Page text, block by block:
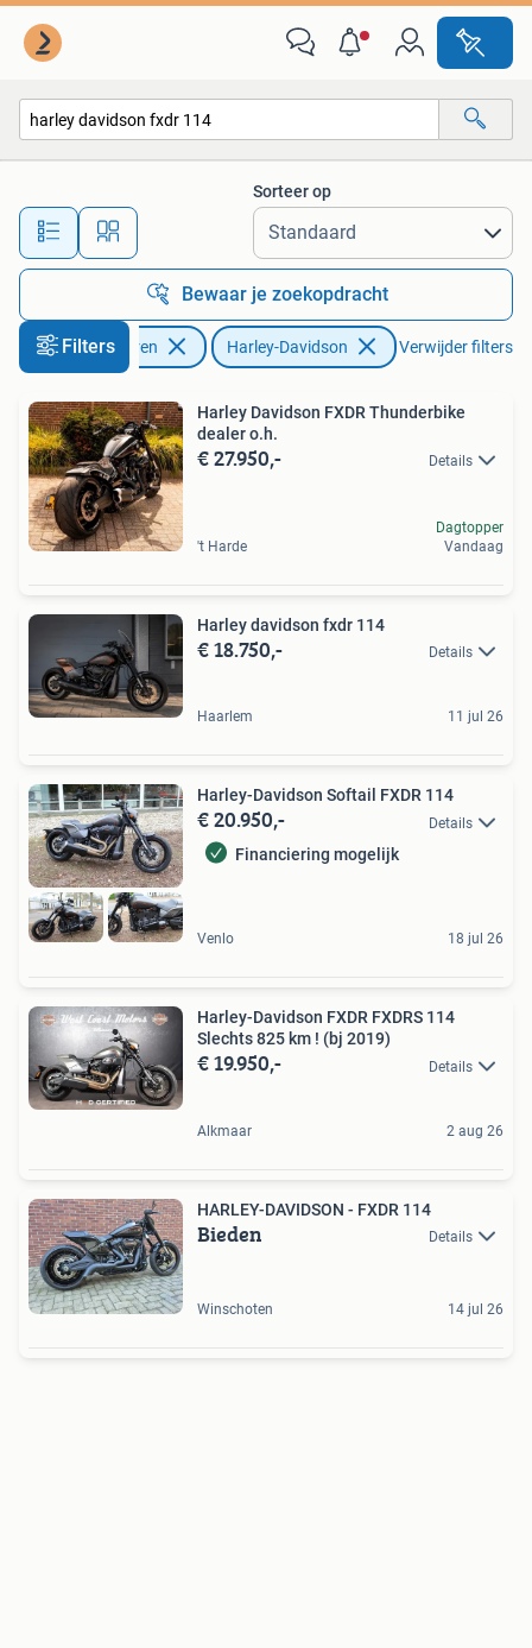
Alle afstanden…
Sorteer op
Bewaar je zoekopdracht
FiltersMotoren Harley-Davidson Verwijder filters
Harley Davidson FXDR Thunderbike
dealer o.h.
€ 27.950,- Details
't Harde
Dagtopper
Vandaag
Harley davidson fxdr 114
€ 18.750,- Details
Haarlem 11 jul 26
Harley-Davidson Softail FXDR 114
€ 20.950,- Details
Financiering mogelijk
Venlo 18 jul 26
Harley-Davidson FXDR FXDRS 114
Slechts 825 km ! (bj 2019)
€ 19.950,- Details
Alkmaar 2 aug 26
HARLEY-DAVIDSON - FXDR 114
Bieden Details
Winschoten 14 jul 26